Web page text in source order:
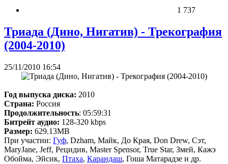
1 737
Триада (Дино, Нигатив) - Трекография
(2004-2010)
25/11/2010 16:54
Год выпуска диска: 2010
Страна: Россия
Продолжительность: 05:59:31
Битрейт аудио: 128-320 kbps
Размер: 629.13MB
При участии: Гуф, Dzham, Майк, До Края, Don Drew, Сэт,
MaryJane, Jeff, Рецидив, Master Spensor, True Star, Змей, Кажэ
Обойма, Эйсик, Птаха, Карандаш, Гоша Матарадзе и др.